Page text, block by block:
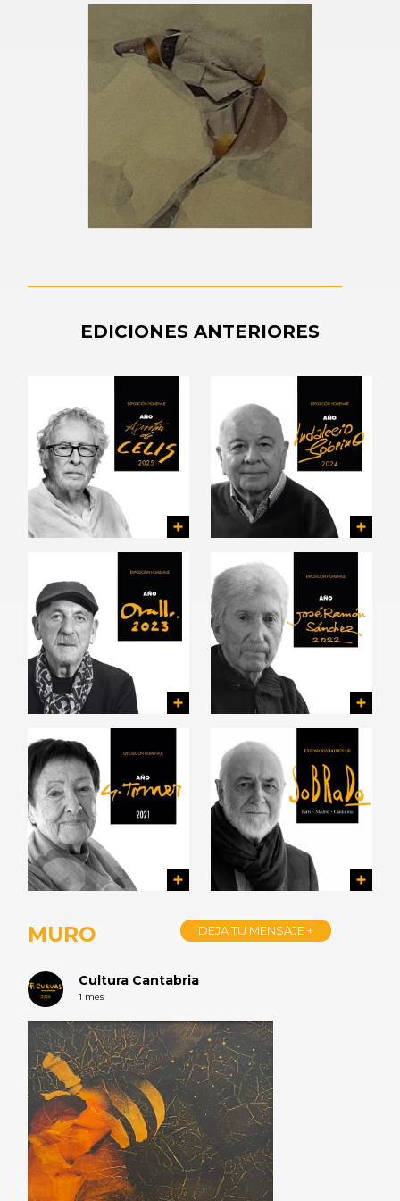
EDICIONES ANTERIORES
MURO DEJA TU MENSAJE +
Cultura Cantabria
1 mes